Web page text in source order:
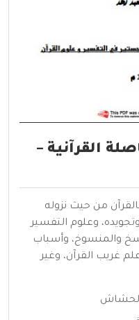
القرآنية –
من حيث نزوله
وعلوم التفسير
والمنسوخ، وأسباب
غريب القرآن، وغير